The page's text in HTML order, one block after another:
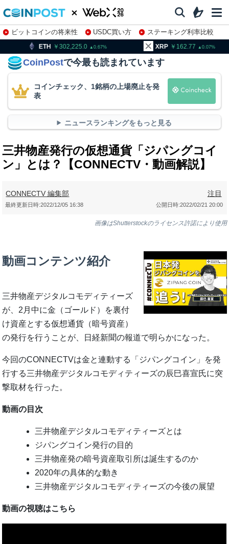
ビットコインの将来性 USDC買い方
ステーキング利率比較
株特集・関連銘柄
0.67 XRP 0.07 BNB
CoinPostで今最も読まれています
コインチェック、1銘柄の上場廃止を発
表
ニュースランキングをもっと見る
三井物産発行の仮想通貨「ジパングコイ
ン」とは？【CONNECTV・動画解説】
CONNECTV 編集部 注目
公開日時:2022/02/21 20:00
最終更新日時:2022/12/05 16:38
画像はShutterstockのライセンス許諾により使用
動画コンテンツ紹介
三井物産デジタルコモディティーズ
が、2月中に金（ゴールド）を裏付
け資産とする仮想通貨（暗号資産）
の発行を行うことが、日経新聞の報道で明らかになった。
今回のCONNECTVは金と連動する「ジパングコイン」を発
行する三井物産デジタルコモディティーズの辰巳喜宣氏に突
撃取材を行った。
動画の目次
三井物産デジタルコモディティーズとは
ジパングコイン発行の目的
三井物産発の暗号資産取引所は誕生するのか
2020年の具体的な動き
三井物産デジタルコモディティーズの今後の展望
動画の視聴はこちら